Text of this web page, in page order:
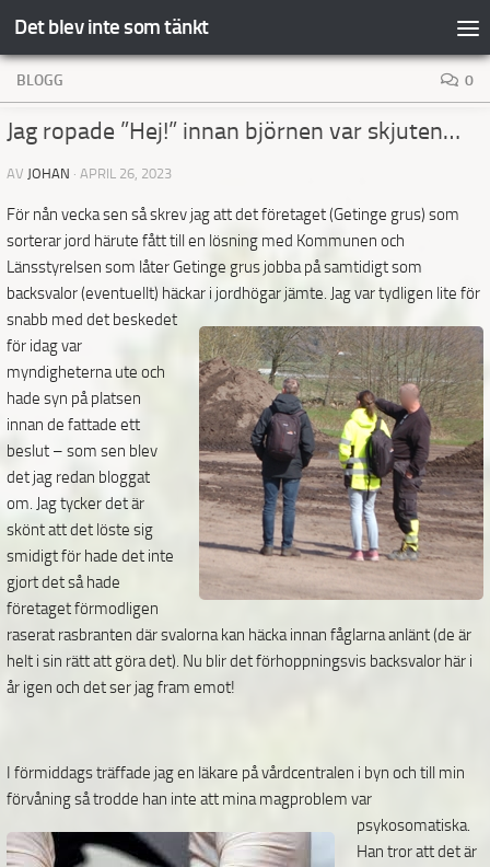
Hoppa till innehåll
Det blev inte som tänkt
BLOGG 0
Jag ropade ”Hej!” innan björnen var skjuten…
AV JOHAN · APRIL 26, 2023
För nån vecka sen så skrev jag att det företaget (Getinge grus) som
sorterar jord härute fått till en lösning med Kommunen och
Länsstyrelsen som låter Getinge grus jobba på samtidigt som
backsvalor (eventuellt) häckar i jordhögar jämte. Jag var tydligen lite för
snabb med det beskedet
för idag var
myndigheterna ute och
hade syn på platsen
innan de fattade ett
beslut – som sen blev
det jag redan bloggat
om. Jag tycker det är
skönt att det löste sig
smidigt för hade det inte
gjort det så hade
företaget förmodligen
raserat rasbranten där svalorna kan häcka innan fåglarna anlänt (de är
helt i sin rätt att göra det). Nu blir det förhoppningsvis backsvalor här i
år igen och det ser jag fram emot!
I förmiddags träffade jag en läkare på vårdcentralen i byn och till min
förvåning så trodde han inte att mina magproblem var
psykosomatiska.
Han tror att det är